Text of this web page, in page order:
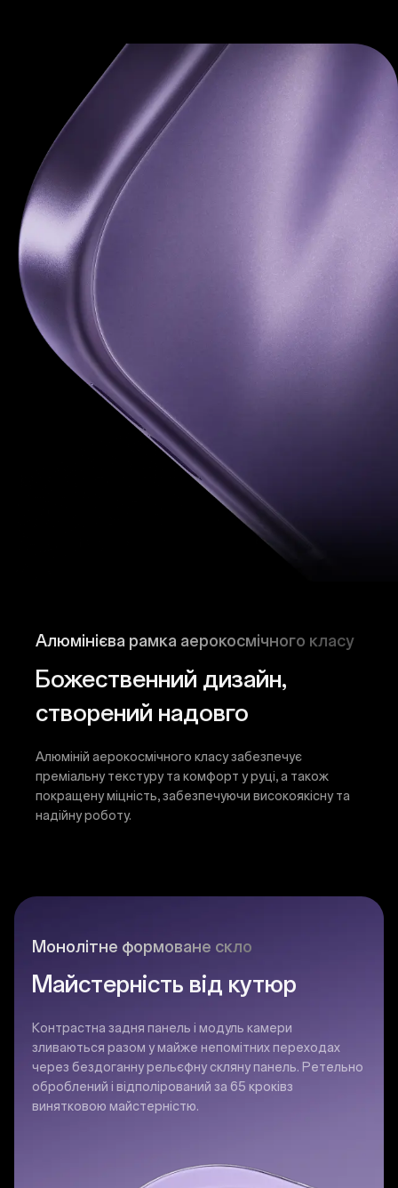
Алюмінієва рамка аерокосмічного класу
Божественний дизайн,
створений надовго
Алюміній аерокосмічного класу забезпечує
преміальну текстуру та комфорт у руці, а також
покращену міцність, забезпечуючи високоякісну та
надійну роботу.
Монолітне формоване скло
Майстерність від кутюр
Контрастна задня панель і модуль камери
зливаються разом у майже непомітних переходах
через бездоганну рельєфну скляну панель. Ретельно
оброблений і відполірований за 65 кроківз
винятковою майстерністю.